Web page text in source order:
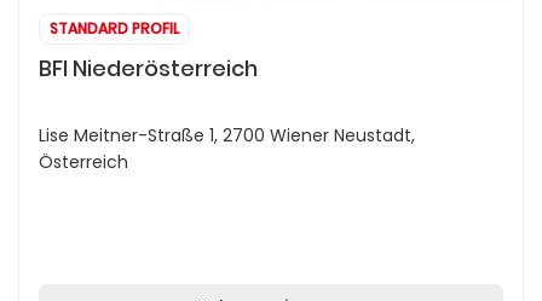
STANDARD PROFIL
BFI Niederösterreich
Lise Meitner-Straße 1, 2700 Wiener Neustadt,
Österreich